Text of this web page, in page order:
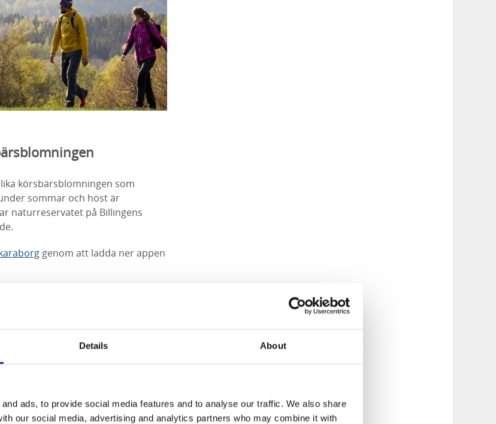
Details About
ads, to provide social media features and to analyse our traffic. We also share
our social media, advertising and analytics partners who may combine it with
körsbärsblomningen som
sommar och höst är
naturreservatet på Billingens
genom att ladda ner appen
med kollektivtrafik tar du
mot Lerdala till Lerdala Kyrka.
Lycke Lilla Höjens